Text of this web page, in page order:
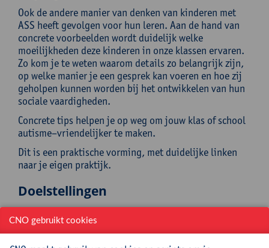
Ook de andere manier van denken van kinderen met
ASS heeft gevolgen voor hun leren. Aan de hand van
concrete voorbeelden wordt duidelijk welke
moeilijkheden deze kinderen in onze klassen ervaren.
Zo kom je te weten waarom details zo belangrijk zijn,
op welke manier je een gesprek kan voeren en hoe zij
geholpen kunnen worden bij het ontwikkelen van hun
sociale vaardigheden.
Concrete tips helpen je op weg om jouw klas of school
autisme–vriendelijker te maken.
Dit is een praktische vorming, met duidelijke linken
naar je eigen praktijk.
Doelstellingen
Na deze nascholing kan je:
de link leggen tussen het gedrag van leerlingen
CNO gebruikt cookies